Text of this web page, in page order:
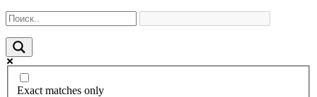
Exact matches only